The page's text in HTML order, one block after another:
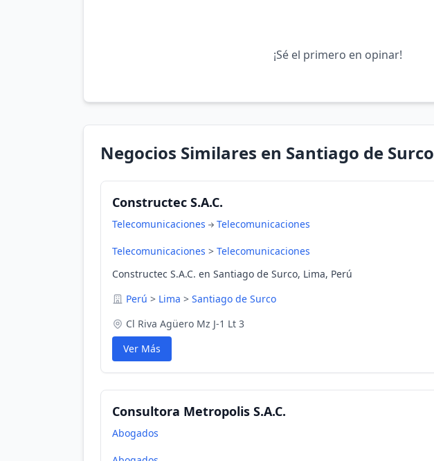
¡Sé el primero en opinar!
Negocios Similares en Santiago de Surco
Constructec S.A.C.
Telecomunicaciones Telecomunicaciones
Telecomunicaciones > Telecomunicaciones
Constructec S.A.C. en Santiago de Surco, Lima, Perú
Perú > Lima > Santiago de Surco
Cl Riva Agüero Mz J-1 Lt 3
Ver Más
Consultora Metropolis S.A.C.
Abogados